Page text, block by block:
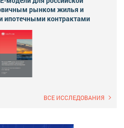
рынком жилья и
ипотечными контрактами
ВСЕ ИССЛЕДОВАНИЯ